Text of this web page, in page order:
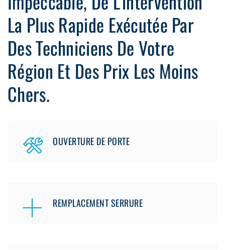
La Plus Rapide Exécutée Par
Des Techniciens De Votre
Région Et Des Prix Les Moins
Chers.
OUVERTURE DE PORTE
REMPLACEMENT SERRURE